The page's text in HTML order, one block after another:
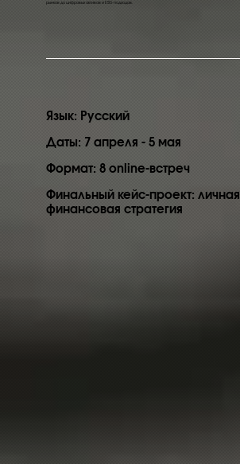
рынков до цифровых активов и ESG-подходов.
Язык: Русский
Даты: 7 апреля - 5 мая
Формат: 8 online-встреч
Финальный кейс-проект: личная
финансовая стратегия